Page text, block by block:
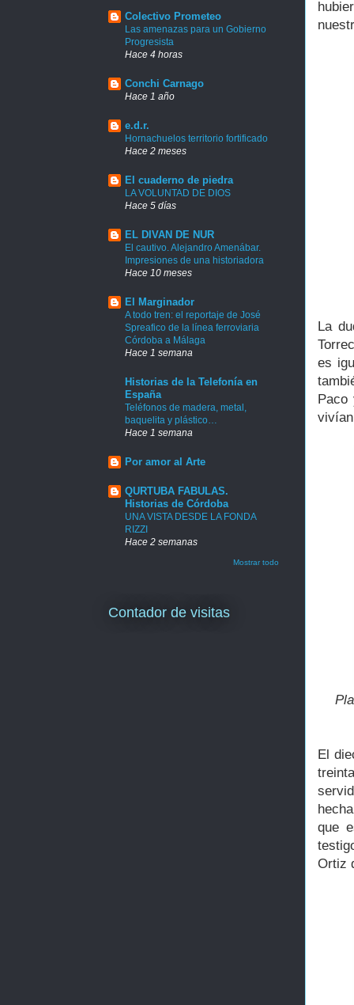
La
es
Paco
El
que
Ortiz
Colectivo Prometeo
Las amenazas para un Gobierno
Progresista
Hace 4 horas
Conchi Carnago
Hace 1 año
e.d.r.
Hornachuelos territorio fortificado
Hace 2 meses
El cuaderno de piedra
LA VOLUNTAD DE DIOS
Hace 5 días
EL DIVAN DE NUR
El cautivo. Alejandro Amenábar.
Impresiones de una historiadora
Hace 10 meses
El Marginador
A todo tren: el reportaje de José
Spreafico de la línea ferroviaria
Córdoba a Málaga
Hace 1 semana
Historias de la Telefonía en
España
Teléfonos de madera, metal,
baquelita y plástico…
Hace 1 semana
Por amor al Arte
QURTUBA FABULAS.
Historias de Córdoba
UNA VISTA DESDE LA FONDA
RIZZI
Hace 2 semanas
Mostrar todo
Contador de visitas